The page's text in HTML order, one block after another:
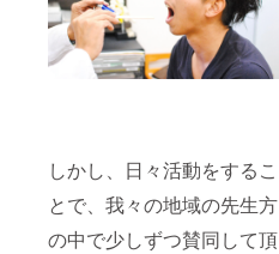
しかし、日々活動をするこ
とで、我々の地域の先生方
の中で少しずつ賛同して頂